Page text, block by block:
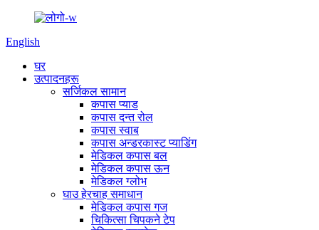
English
घर
उत्पादनहरू
सर्जिकल सामान
कपास प्याड
कपास दन्त रोल
कपास स्वाब
कपास अन्डरकास्ट प्याडिंग
मेडिकल कपास बल
मेडिकल कपास ऊन
मेडिकल ग्लोभ
घाउ हेरचाह समाधान
मेडिकल कपास गज
चिकित्सा चिपकने टेप